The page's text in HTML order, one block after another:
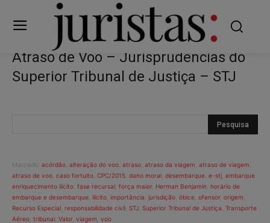
Atraso de Voo – Jurisprudências do
Superior Tribunal de Justiça – STJ
Marcado: acórdão alteração do voo atraso atraso da viagem atraso de viagem
atraso de voo caso fortuito CPC/2015 dano moral desembarque e-stj embarque
enriquecimento ilícito fase recursal força maior, Herman Benjamin
horário de
embarque e desembarque
ilícito importância jurisdição óbice ofensor, origem
Recurso Especial responsabilidade civil STJ Superior Tribunal de Justiça Transporte
Aéreo tribunal Valor, viagem voo